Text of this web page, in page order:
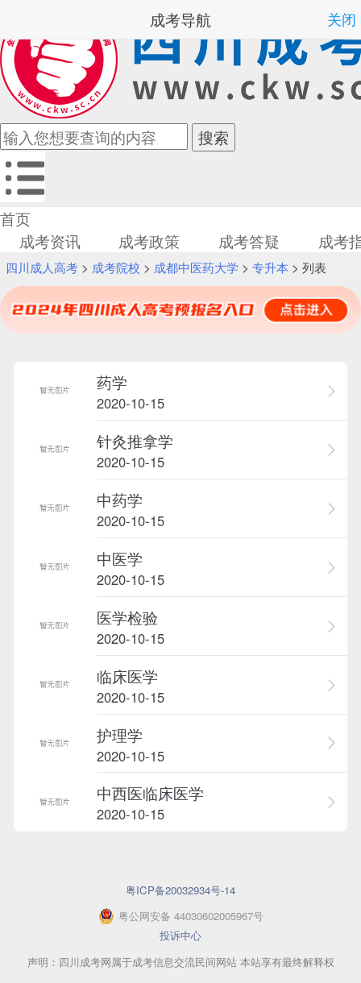
首页
成考资讯
成考政策 成考答疑 成考
四川成人高考> 成考院校 > 成都中医药大学 > 专升本 > 列表
药学
2020-10-15
针灸推拿学
2020-10-15
中药学
2020-10-15
中医学
2020-10-15
医学检验
2020-10-15
临床医学
2020-10-15
护理学
2020-10-15
中西医临床医学
2020-10-15
粤ICP备20032934号-14
粤公网安备 44030602005967号
投诉中心
声明：四川成考网属于成考信息交流民间网站 本站享有最终解释权
成考导航 关闭